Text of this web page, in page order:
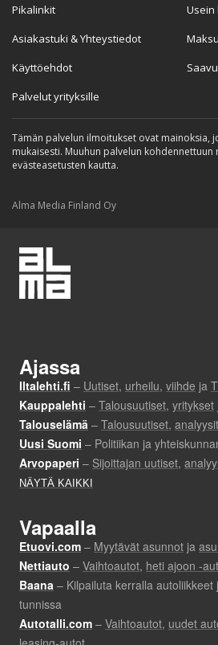
Pikalinkit
Asiakastuki & Yhteystiedot
Käyttöehdot
Palvelut yrityksille
Usein
Tämän palvelun ilmoitukset ovat mainoksia,
mukaisesti. Muuhun palvelun
evästeasetusten kautta.
Alma Media Finland Oy